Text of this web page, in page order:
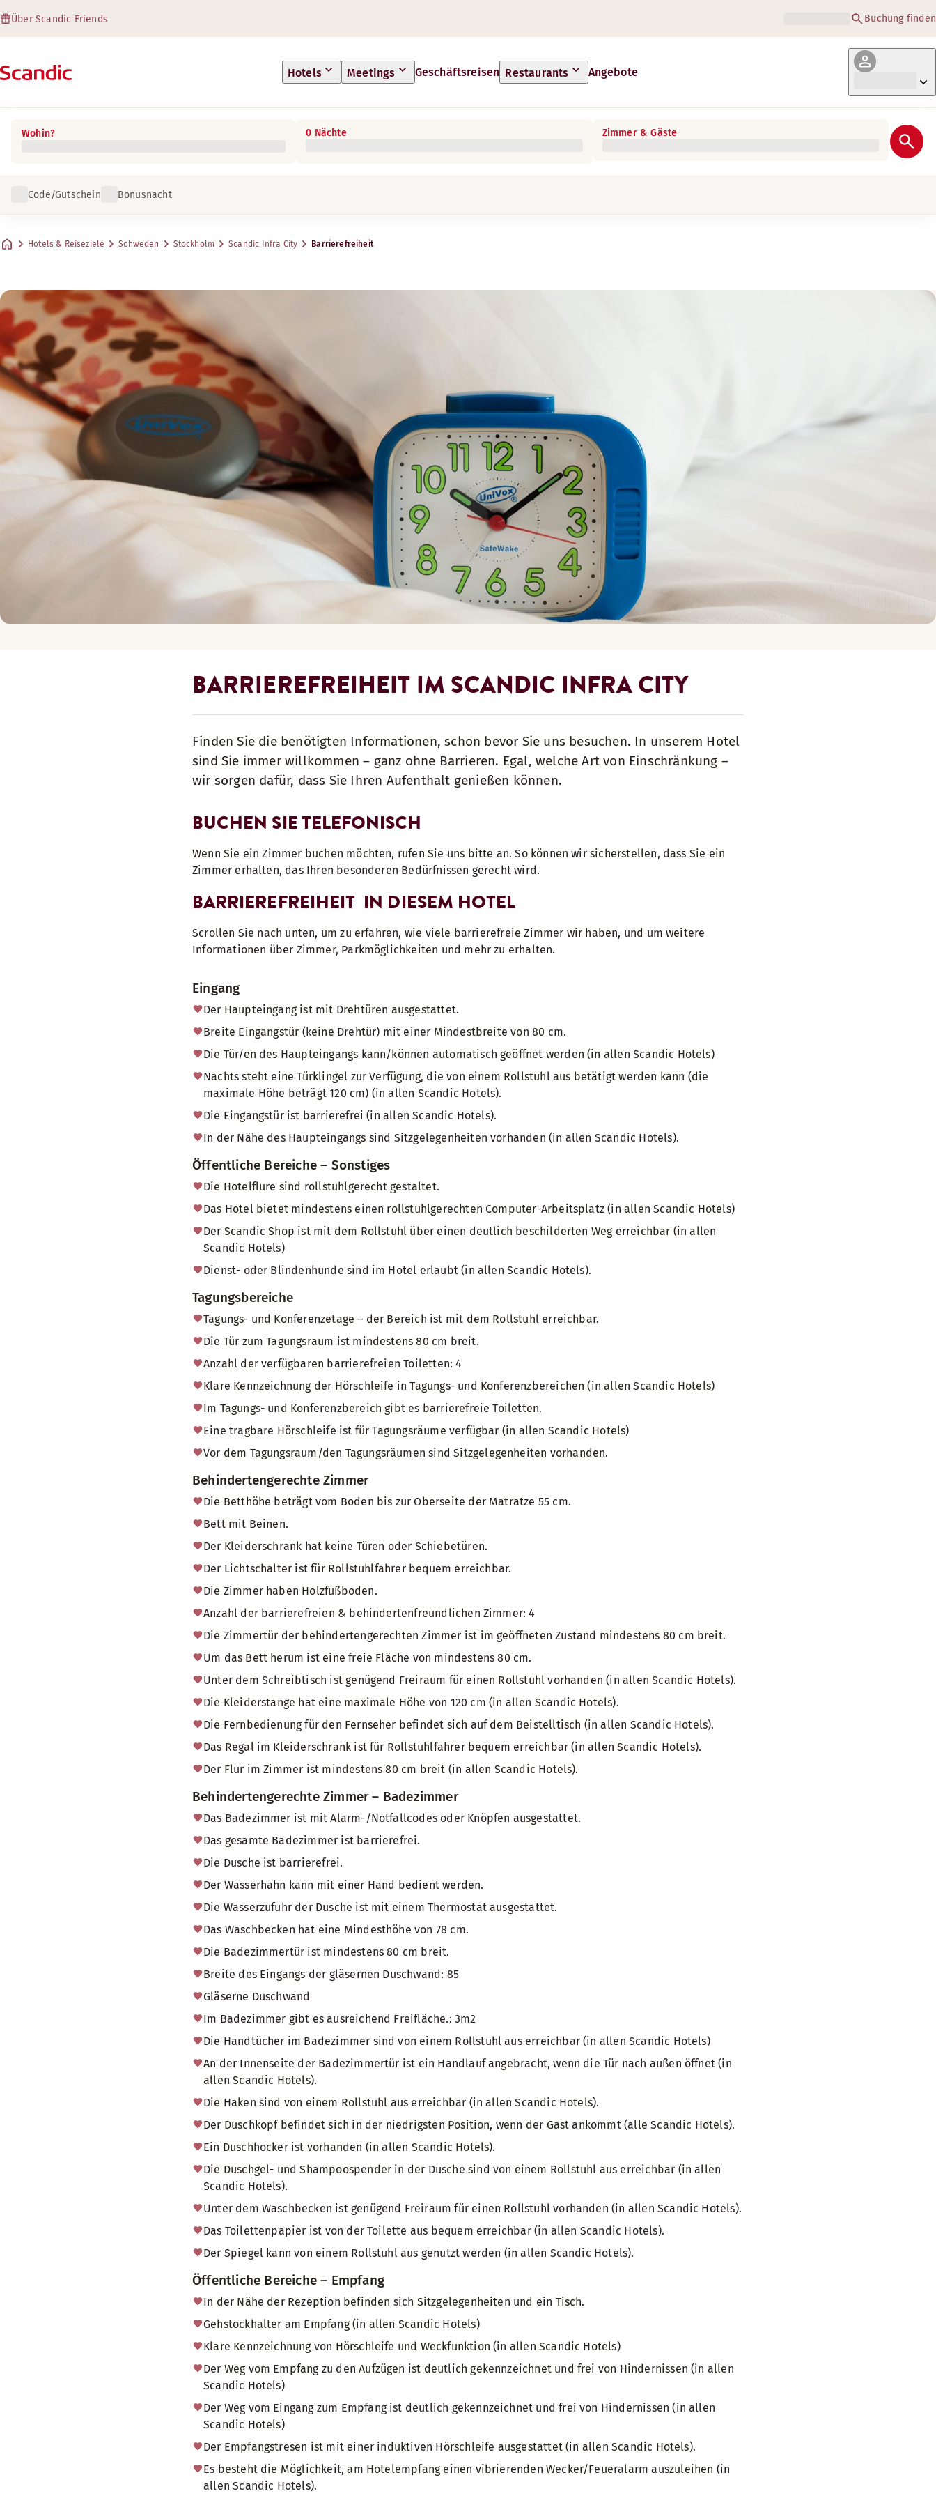
Über Scandic Friends Buchung finden
Hotels Meetings Geschäftsreisen Restaurants Angebote
Wohin? 0 Nächte Zimmer & Gäste
Code/Gutschein Bonusnacht
Hotels & Reiseziele Schweden Stockholm Scandic Infra City Barrierefreiheit
BARRIEREFREIHEIT IM SCANDIC INFRA CITY
Finden Sie die benötigten Informationen, schon bevor Sie uns besuchen. In unserem Hotel
sind Sie immer willkommen – ganz ohne Barrieren. Egal, welche Art von Einschränkung –
wir sorgen dafür, dass Sie Ihren Aufenthalt genießen können.
BUCHEN SIE TELEFONISCH
Wenn Sie ein Zimmer buchen möchten, rufen Sie uns bitte an. So können wir sicherstellen, dass Sie ein
Zimmer erhalten, das Ihren besonderen Bedürfnissen gerecht wird.
BARRIEREFREIHEIT IN DIESEM HOTEL
Scrollen Sie nach unten, um zu erfahren, wie viele barrierefreie Zimmer wir haben, und um weitere
Informationen über Zimmer, Parkmöglichkeiten und mehr zu erhalten.
Eingang
Der Haupteingang ist mit Drehtüren ausgestattet.
Breite Eingangstür (keine Drehtür) mit einer Mindestbreite von 80 cm.
Die Tür/en des Haupteingangs kann/können automatisch geöffnet werden (in allen Scandic Hotels)
Nachts steht eine Türklingel zur Verfügung, die von einem Rollstuhl aus betätigt werden kann (die
maximale Höhe beträgt 120 cm) (in allen Scandic Hotels).
Die Eingangstür ist barrierefrei (in allen Scandic Hotels).
In der Nähe des Haupteingangs sind Sitzgelegenheiten vorhanden (in allen Scandic Hotels).
Öffentliche Bereiche – Sonstiges
Die Hotelflure sind rollstuhlgerecht gestaltet.
Das Hotel bietet mindestens einen rollstuhlgerechten Computer-Arbeitsplatz (in allen Scandic Hotels)
Der Scandic Shop ist mit dem Rollstuhl über einen deutlich beschilderten Weg erreichbar (in allen
Scandic Hotels)
Dienst- oder Blindenhunde sind im Hotel erlaubt (in allen Scandic Hotels).
Tagungsbereiche
Tagungs- und Konferenzetage – der Bereich ist mit dem Rollstuhl erreichbar.
Die Tür zum Tagungsraum ist mindestens 80 cm breit.
Anzahl der verfügbaren barrierefreien Toiletten: 4
Klare Kennzeichnung der Hörschleife in Tagungs- und Konferenzbereichen (in allen Scandic Hotels)
Im Tagungs- und Konferenzbereich gibt es barrierefreie Toiletten.
Eine tragbare Hörschleife ist für Tagungsräume verfügbar (in allen Scandic Hotels)
Vor dem Tagungsraum/den Tagungsräumen sind Sitzgelegenheiten vorhanden.
Behindertengerechte Zimmer
Die Betthöhe beträgt vom Boden bis zur Oberseite der Matratze 55 cm.
Bett mit Beinen.
Der Kleiderschrank hat keine Türen oder Schiebetüren.
Der Lichtschalter ist für Rollstuhlfahrer bequem erreichbar.
Die Zimmer haben Holzfußboden.
Anzahl der barrierefreien & behindertenfreundlichen Zimmer: 4
Die Zimmertür der behindertengerechten Zimmer ist im geöffneten Zustand mindestens 80 cm breit.
Um das Bett herum ist eine freie Fläche von mindestens 80 cm.
Unter dem Schreibtisch ist genügend Freiraum für einen Rollstuhl vorhanden (in allen Scandic Hotels).
Die Kleiderstange hat eine maximale Höhe von 120 cm (in allen Scandic Hotels).
Die Fernbedienung für den Fernseher befindet sich auf dem Beistelltisch (in allen Scandic Hotels).
Das Regal im Kleiderschrank ist für Rollstuhlfahrer bequem erreichbar (in allen Scandic Hotels).
Der Flur im Zimmer ist mindestens 80 cm breit (in allen Scandic Hotels).
Behindertengerechte Zimmer – Badezimmer
Das Badezimmer ist mit Alarm-/Notfallcodes oder Knöpfen ausgestattet.
Das gesamte Badezimmer ist barrierefrei.
Die Dusche ist barrierefrei.
Der Wasserhahn kann mit einer Hand bedient werden.
Die Wasserzufuhr der Dusche ist mit einem Thermostat ausgestattet.
Das Waschbecken hat eine Mindesthöhe von 78 cm.
Die Badezimmertür ist mindestens 80 cm breit.
Breite des Eingangs der gläsernen Duschwand: 85
Gläserne Duschwand
Im Badezimmer gibt es ausreichend Freifläche.: 3m2
Die Handtücher im Badezimmer sind von einem Rollstuhl aus erreichbar (in allen Scandic Hotels)
An der Innenseite der Badezimmertür ist ein Handlauf angebracht, wenn die Tür nach außen öffnet (in
allen Scandic Hotels).
Die Haken sind von einem Rollstuhl aus erreichbar (in allen Scandic Hotels).
Der Duschkopf befindet sich in der niedrigsten Position, wenn der Gast ankommt (alle Scandic Hotels).
Ein Duschhocker ist vorhanden (in allen Scandic Hotels).
Die Duschgel- und Shampoospender in der Dusche sind von einem Rollstuhl aus erreichbar (in allen
Scandic Hotels).
Unter dem Waschbecken ist genügend Freiraum für einen Rollstuhl vorhanden (in allen Scandic Hotels).
Das Toilettenpapier ist von der Toilette aus bequem erreichbar (in allen Scandic Hotels).
Der Spiegel kann von einem Rollstuhl aus genutzt werden (in allen Scandic Hotels).
Öffentliche Bereiche – Empfang
In der Nähe der Rezeption befinden sich Sitzgelegenheiten und ein Tisch.
Gehstockhalter am Empfang (in allen Scandic Hotels)
Klare Kennzeichnung von Hörschleife und Weckfunktion (in allen Scandic Hotels)
Der Weg vom Empfang zu den Aufzügen ist deutlich gekennzeichnet und frei von Hindernissen (in allen
Scandic Hotels)
Der Weg vom Eingang zum Empfang ist deutlich gekennzeichnet und frei von Hindernissen (in allen
Scandic Hotels)
Der Empfangstresen ist mit einer induktiven Hörschleife ausgestattet (in allen Scandic Hotels).
Es besteht die Möglichkeit, am Hotelempfang einen vibrierenden Wecker/Feueralarm auszuleihen (in
allen Scandic Hotels).